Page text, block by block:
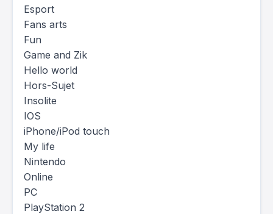
Esport
Fans arts
Fun
Game and Zik
Hello world
Hors-Sujet
Insolite
IOS
iPhone/iPod touch
My life
Nintendo
Online
PC
PlayStation 2